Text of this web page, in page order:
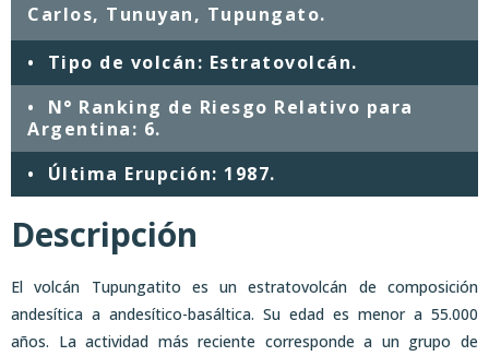
Carlos, Tunuyan, Tupungato.
• Tipo de volcán: Estratovolcán.
•
N° Ranking de Riesgo Relativo para
Argentina: 6.
• Última Erupción: 1987.
Descripción
El volcán Tupungatito es un estratovolcán de composición
andesítica a andesítico-basáltica. Su edad es menor a 55.000
años. La actividad más reciente corresponde a un grupo de